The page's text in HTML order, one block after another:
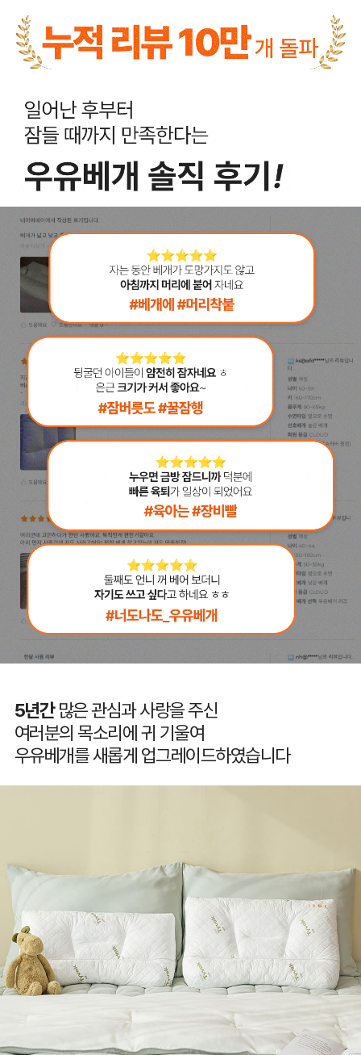
5년간많은 관심과 사랑을 주신
여러분의 목소리에 귀 기울여
우유베개를 새롭게 업그레이드하였습니다